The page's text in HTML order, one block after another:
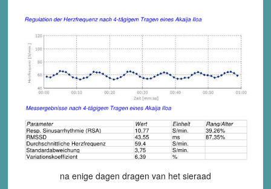
na enige dagen dragen van het sieraad